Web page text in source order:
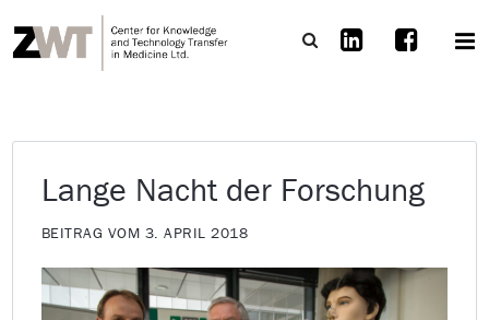
Lange Nacht der Forschung
BEITRAG VOM 3. APRIL 2018